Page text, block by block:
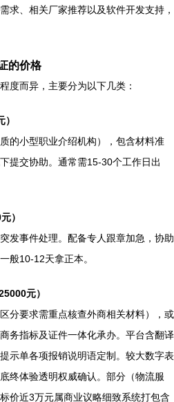
求、相关厂家推荐以及软件开发支持，
的价格
度而异，主要分为以下几类：
的小型职业介绍机构），包含材料准
提交协助。通常需15-30个工作日出
）
发事件处理。配备专人跟章加急，协助
般10-12天拿正本。
元）
分要求需重点核查外商相关材料），或
务指标及证件一体化承办。平台含翻译
示单各项报销说明语定制。较大数字表
终体验透明权威确认。部分（物流服
价近3万元属商业议略细致系统打包含